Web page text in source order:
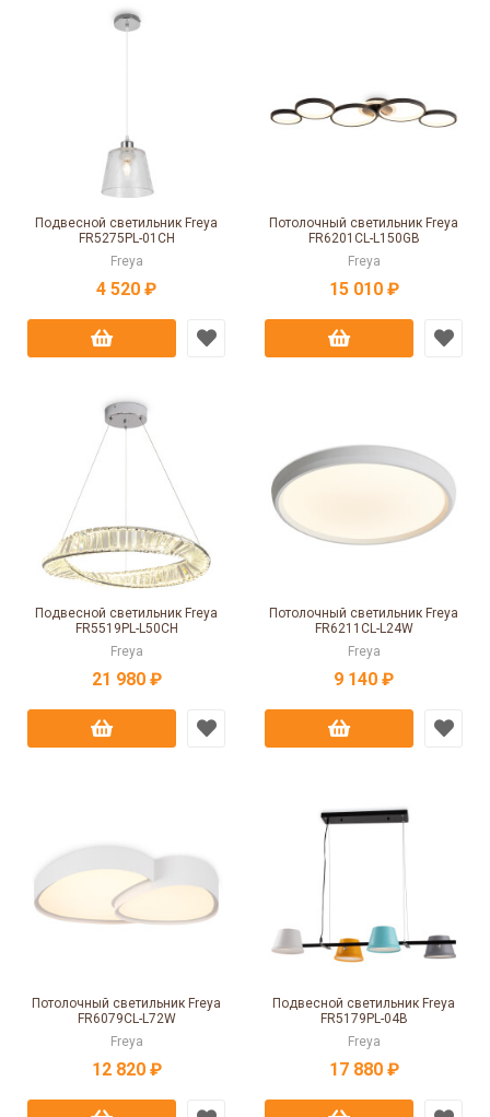
Подвесной светильник Freya
FR5275PL-01CH
Freya
4 520 ₽
Потолочный светильник Freya
FR6201CL-L150GB
Freya
15 010 ₽
Подвесной светильник Freya
FR5519PL-L50CH
Freya
21 980 ₽
Потолочный светильник Freya
FR6211CL-L24W
Freya
9 140 ₽
Потолочный светильник Freya
FR6079CL-L72W
Freya
12 820 ₽
Подвесной светильник Freya
FR5179PL-04B
Freya
17 880 ₽